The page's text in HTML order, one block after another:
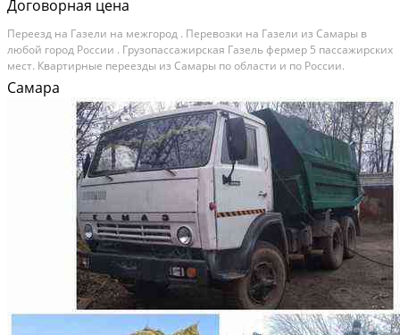
Договорная цена
Переезд на Газели на межгород . Перевозки на Газели из Самары в
любой город России . Грузопассажирская Газель фермер 5 пассажирских
мест. Квартирные переезды из Самары по области и по России.
Транспортные услуги Газелями по всей России (Москва, Пенза,
Чебоксары, Архангельск, Тюмень,...
Самара